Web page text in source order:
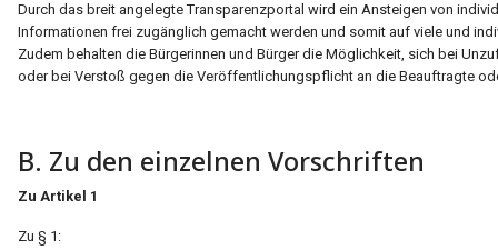
Durch das breit angelegte Transparenzportal wird ein Ansteigen von
Informationen frei zugänglich gemacht werden und somit auf viele und
Zudem behalten die Bürgerinnen und Bürger die Möglichkeit, sich bei
oder bei Verstoß gegen die Veröffentlichungspflicht an die Beauftragte
B. Zu den einzelnen Vorschriften
Zu Artikel 1
Zu § 1: